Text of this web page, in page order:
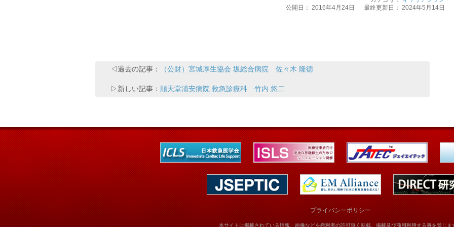
公開日： 2016年4月24日 最終更新日： 2024年5月14日
◁過去の記事： （公財）宮城厚生協会 坂総合病院 佐々木 隆徳
▷新しい記事： 順天堂浦安病院 救急診療科 竹内 悠二
プライバシーポリシー
本サイトに掲載されている情報、画像などを権利者の許可無く転載、掲載及び商用利用する事を禁じま